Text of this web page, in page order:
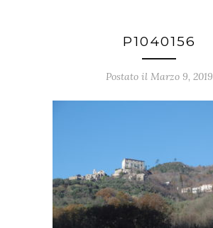
P1040156
Postato il Marzo 9, 2019